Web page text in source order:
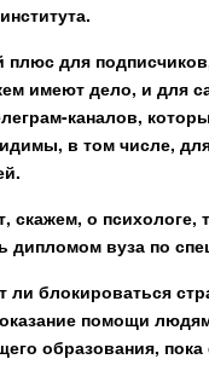
для
имеют дело, и для
каналов,
в том числе,
скажем, о психологе,
дипломом вуза по
ли блокироваться
оказание помощи
образования,